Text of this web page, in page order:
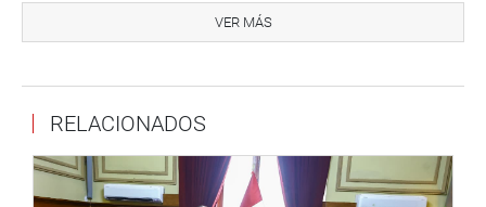
aprobada y promulgada, se integrará a la normativa
nacional, toda vez que no contraviene al ordenamiento
En caso de ser ley, fortalecerá la institucionalidad de la
gestión ambiental y optimizará la coordinación entre la
sociedad civil, la autoridad ambiental nacional, las
VER MÁS
RELACIONADOS